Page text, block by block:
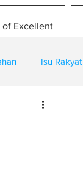
of Excellent
Isu Rakyat